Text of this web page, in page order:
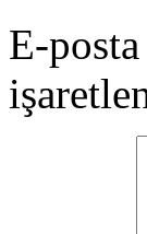
E-posta